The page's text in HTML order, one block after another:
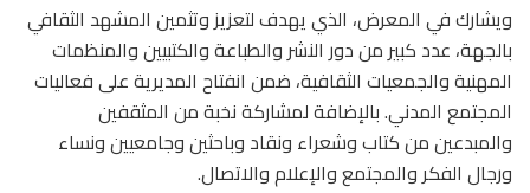
ويشارك في المعرض، الذي يهدف لتعزيز وتثمين المشهد الثقافي
بالجهة، عدد كبير من دور النشر والطباعة والكتبيين والمنظمات
المهنية والجمعيات الثقافية، ضمن انفتاح المديرية على فعاليات
المجتمع المدني. بالإضافة لمشاركة نخبة من المثقفين
والمبدعين من كتاب وشعراء ونقاد وباحثين وجامعيين ونساء
ورجال الفكر والمجتمع والإعلام والاتصال.